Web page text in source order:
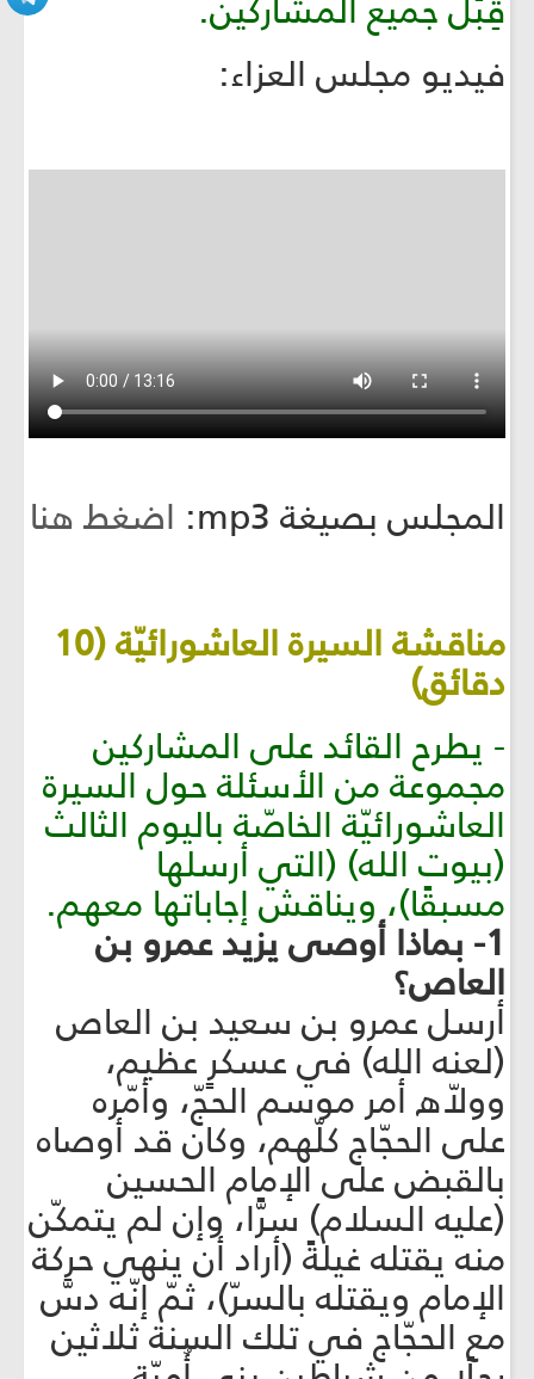
فيديو مجلس العزاء:
المجلس بصيغة mp3: اضغط هنا
مناقشة السيرة العاشورائيّة (10
دقائق)
- يطرح القائد على المشاركين
مجموعة من الأسئلة حول السيرة
العاشورائيّة الخاصّة باليوم الثالث
(بيوت الله) (التي أرسلها
مسبقًا)، ويناقش إجاباتها معهم.
1- بماذا أوصى يزيد عمرو بن
العاص؟
أرسل عمرو بن سعيد بن العاص
(لعنه الله) في عسكرٍ عظيم،
وولاّه أمر موسم الحجّ، وأمّره
على الحجّاج كلّهم، وكان قد أوصاه
بالقبض على الإمام الحسين
(عليه‌ السلام) سرًّا، وإن لم يتمكّن
منه يقتله غيلةً (أراد أن ينهي حركة
الإمام ويقتله بالسرّ)، ثمّ إنّه دسَّ
مع الحجّاج في تلك السنة ثلاثين